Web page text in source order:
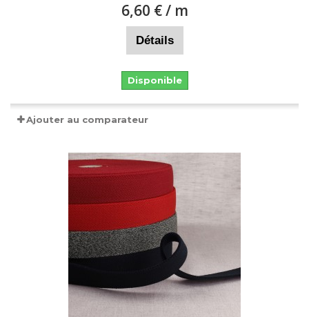
6,60 €/ m
Détails
Disponible
Ajouter au comparateur